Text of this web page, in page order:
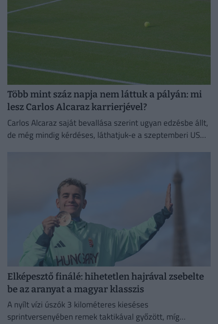
Több mint száz napja nem láttuk a pályán: mi
lesz Carlos Alcaraz karrierjével?
Carlos Alcaraz saját bevallása szerint ugyan edzésbe állt,
de még mindig kérdéses, láthatjuk-e a szeptemberi US
Elképesztő finálé: hihetetlen hajrával zsebelte
be az aranyat a magyar klasszis
A nyílt vízi úszók 3 kilométeres kieséses
sprintversenyében remek taktikával győzött, míg